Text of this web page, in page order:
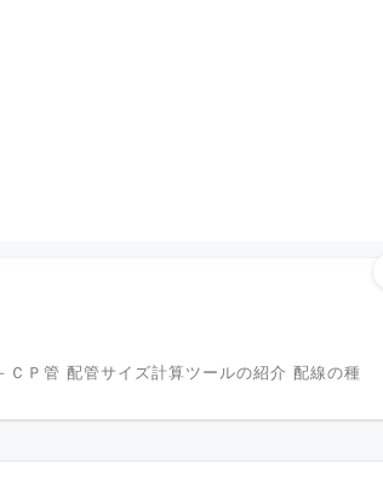
Ｐ管 配管サイズ計算ツールの紹介 配線の種